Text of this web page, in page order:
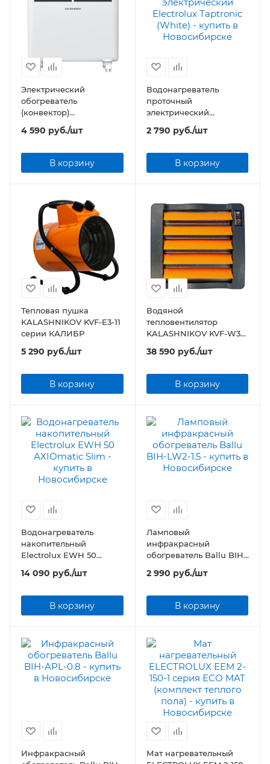
Электрический
обогреватель
(конвектор)
KALASHNIKOV KVCH-
E10M-11 (механическое
4 590 руб./шт
В корзину
Водонагреватель
проточный
электрический
Electrolux Taptronic
(White)
2 790 руб./шт
В корзину
Тепловая пушка
KALASHNIKOV KVF-E3-11
серии КАЛИБР
5 290 руб./шт
В корзину
Водяной
тепловентилятор
KALASHNIKOV KVF-W38-
38 590 руб./шт
В корзину
Водонагреватель
накопительный
Electrolux EWH 50
AXIOmatic Slim
14 090 руб./шт
В корзину
Ламповый
инфракрасный
обогреватель Ballu BIH-
2 990 руб./шт
В корзину
Инфракрасный
Мат нагревательный